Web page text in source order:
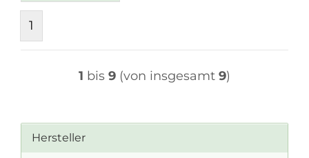
1
1 bis 9 (von insgesamt 9)
Hersteller